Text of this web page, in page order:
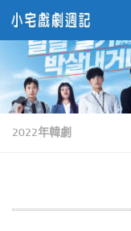
Skip to content
2022年韓劇